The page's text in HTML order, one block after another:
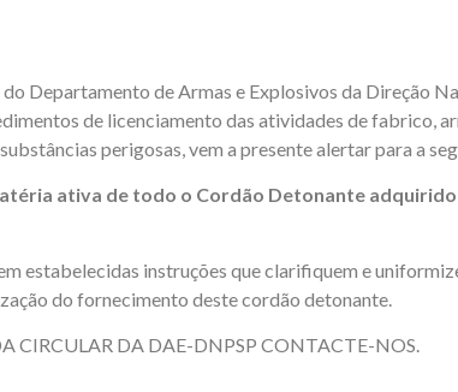
Departamento de Armas e Explosivos da Direção
de licenciamento das atividades de fabrico,
perigosas, vem a presente alertar para a
ativa de todo o Cordão Detonante
estabelecidas instruções que clarifiquem e
do fornecimento deste cordão detonante.
CIRCULAR DA DAE-DNPSP CONTACTE-NOS.